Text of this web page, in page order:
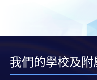
我們的學校及附